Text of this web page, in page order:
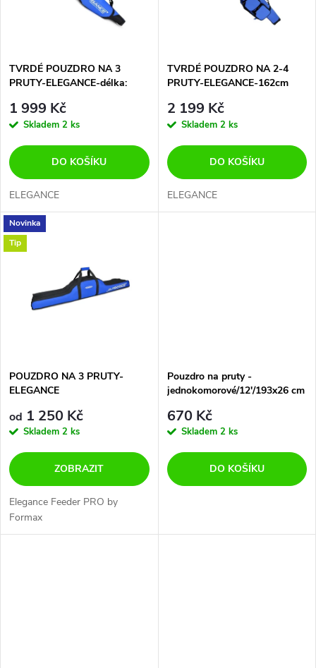
p
r
o
d
u
k
s
p
r
o
d
u
TVRDÉ POUZDRO NA 3
PRUTY-ELEGANCE-délka:
1 999 Kč
Skladem 2 ks
DO KOŠÍKU
ELEGANCE
TVRDÉ POUZDRO NA 2-4
PRUTY-ELEGANCE-162cm
2 199 Kč
Skladem 2 ks
DO KOŠÍKU
ELEGANCE
Novinka
Tip
POUZDRO NA 3 PRUTY-
ELEGANCE
od 1 250 Kč
Skladem 2 ks
ZOBRAZIT
Elegance Feeder PRO by
Formax
Pouzdro na pruty -
jednokomorové/12'/193x26 cm
670 Kč
Skladem 2 ks
DO KOŠÍKU